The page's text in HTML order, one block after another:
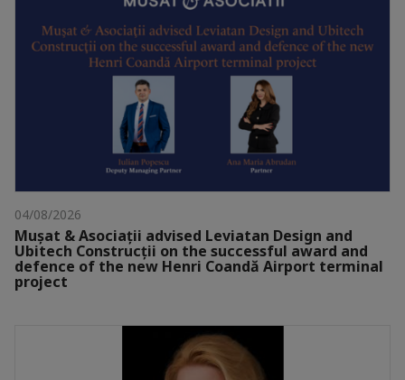
04/08/2026
Mușat & Asociații advised Leviatan Design and
Ubitech Construcții on the successful award and
defence of the new Henri Coandă Airport terminal
project